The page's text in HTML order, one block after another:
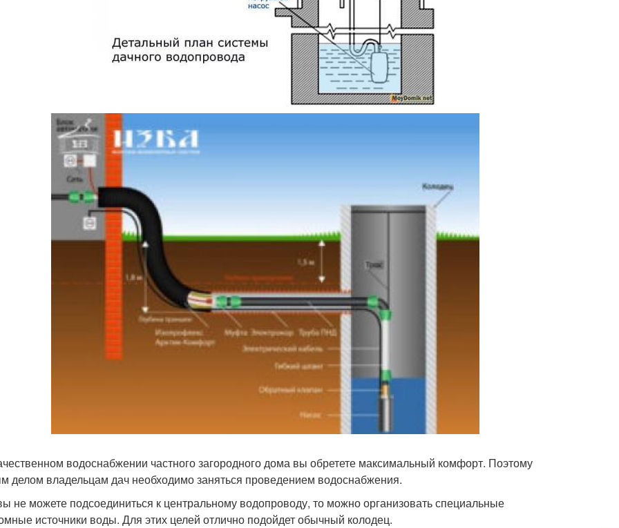
водоснабжении частного загородного дома вы обретете максимальный комфорт. Поэтому
делом владельцам дач необходимо заняться проведением водоснабжения.
не можете подсоединиться к центральному водопроводу, то можно организовать специальные
источники воды. Для этих целей отлично подойдет обычный колодец.